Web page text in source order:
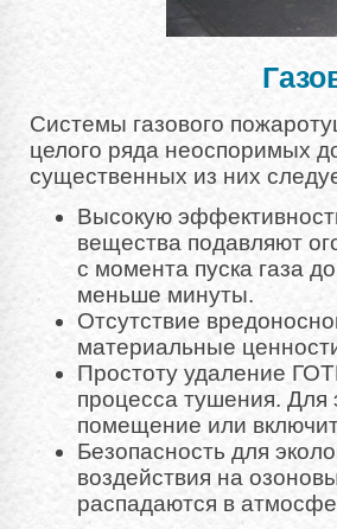
Системы газового
целого ряда неоспоримых
существенных из них
Высокую
вещества подавляют
с момента пуска газа
меньше минуты.
Отсутствие
материальные
Простоту удаление
процесса тушения. Для
помещение или
Безопасность для
воздействия на
распадаются в